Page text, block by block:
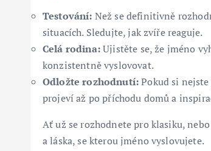
Testování: Než se definitivně
situacích. Sledujte, jak zvíře reaguje.
Celá rodina:Ujistěte se, že jméno
konzistentně vyslovovat.
Odložte rozhodnutí:Pokud si
projeví až po příchodu domů a
Ať už se rozhodnete pro klasiku,
a láska, se kterou jméno vyslovujete.